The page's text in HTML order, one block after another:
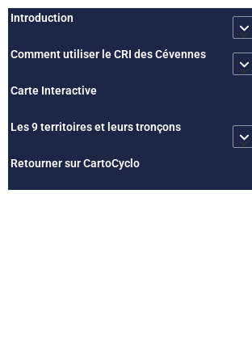
Introduction
Comment utiliser le CRI des Cévennes
Carte Interactive
Les 9 territoires et leurs tronçons
Retourner sur CartoCyclo